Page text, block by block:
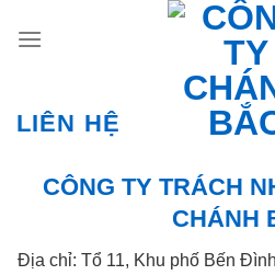
LIÊN HỆ
CÔNG TY TRÁCH
CHÁNH
Địa chỉ: Tổ 11, Khu phố Bến